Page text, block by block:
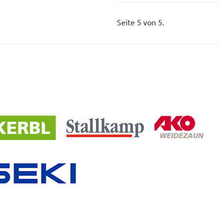
Seite 5 von 5.